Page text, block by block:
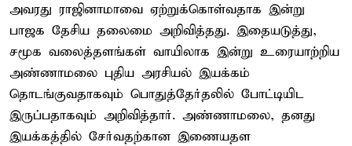
அவரது ராஜினாமாவை ஏற்றுக்கொள்வதாக இன்று
பாஜக தேசிய தலைமை அறிவித்தது. இதையடுத்து,
சமூக வலைத்தளங்கள் வாயிலாக இன்று உரையாற்றிய
அண்ணாமலை புதிய அரசியல் இயக்கம்
தொடங்குவதாகவும் பொதுத்தேர்தலில் போட்டியிட
இருப்பதாகவும் அறிவித்தார். அண்ணாமலை, தனது
இயக்கத்தில் சேர்வதற்கான இணையதள